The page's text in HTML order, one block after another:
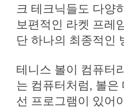
크 테크닉들도 다양
보편적인 라켓 프레
단 하나의 최종적인
테니스 볼이 컴퓨터
는 컴퓨터처럼, 볼은
선 프로그램이 있어